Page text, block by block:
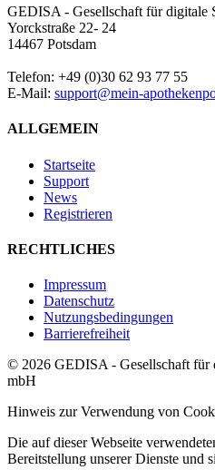
GEDISA - Gesellschaft für digitale
Yorckstraße 22- 24
14467 Potsdam
Telefon: +49 (0)30 62 93 77 55
E-Mail: support@mein-
ALLGEMEIN
Startseite
Support
News
Registrieren
RECHTLICHES
Impressum
Datenschutz
Nutzungsbedingungen
Barrierefreiheit
© 2026 GEDISA - Gesellschaft für
mbH
Hinweis zur Verwendung von
Die auf dieser Webseite
Bereitstellung unserer Dienste und